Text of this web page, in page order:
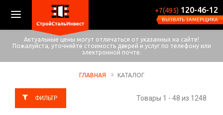
+7(495) 120-46-12
ВЫЗВАТЬ ЗАМЕРЩИКА
Актуальные цены могут отличаться от указанных на сайте!
Пожалуйста, уточняйте стоимость дверей и услуг по телефону или
электронной почте.
ГЛАВНАЯ КАТАЛОГ
Товары 1 - 48 из 1248